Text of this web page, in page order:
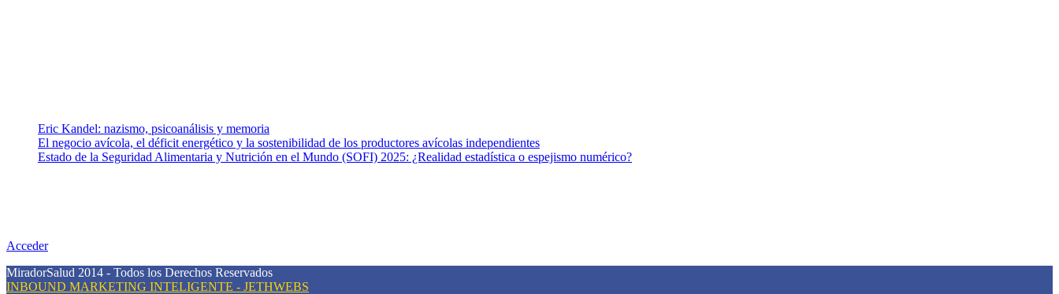
Eric Kandel: nazismo, psicoanálisis y memoria
El negocio avícola, el déficit energético y la sostenibilidad de los productores avícolas independientes
Estado de la Seguridad Alimentaria y Nutrición en el Mundo (SOFI) 2025: ¿Realidad estadística o espejismo numérico?
Acceder
MiradorSalud 2014 - Todos los Derechos Reservados
INBOUND MARKETING INTELIGENTE - JETHWEBS